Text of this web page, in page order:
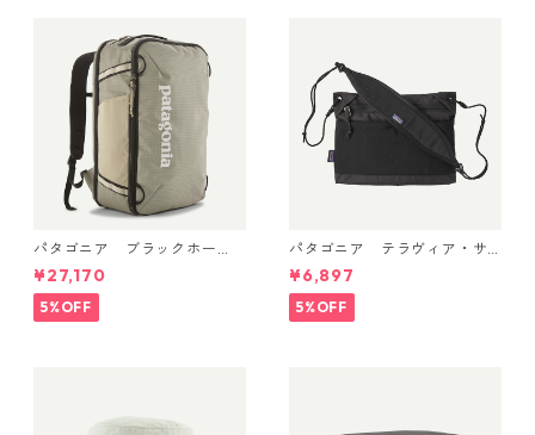
パタゴニア ブラックホー
ル・ミニ・MLC 30L Weather
ed Stone 49266 日本正規品
¥27,170
5%OFF
パタゴニア テラヴィア・サ
コッシュ 3L (カラー Black)
Patagonia Terravia Sacoche
Bag 3L 日本正規品 製品番号
48835
¥6,897
5%OFF